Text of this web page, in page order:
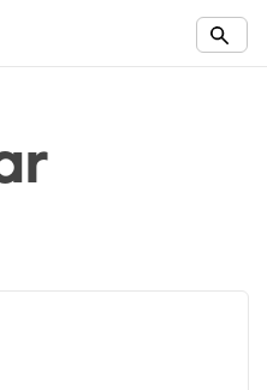
Index
index at:https://
documentation pages